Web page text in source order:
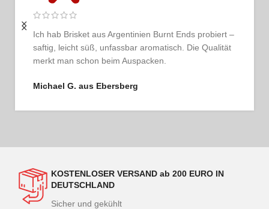
Ich bestelle regelmäßig und bin jedes Mal begeistert.
Das Fleisch ist tadellos, der Service persönlich und
ehrlich. So schmeckt Vertrauen.
Thomas G. aus Hamburg
KOSTENLOSER VERSAND ab 200 EURO IN
DEUTSCHLAND
Sicher und gekühlt